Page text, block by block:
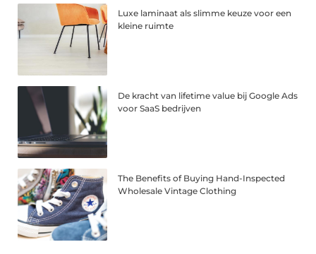
Luxe laminaat als slimme keuze voor een
kleine ruimte
De kracht van lifetime value bij Google Ads
voor SaaS bedrijven
The Benefits of Buying Hand-Inspected
Wholesale Vintage Clothing